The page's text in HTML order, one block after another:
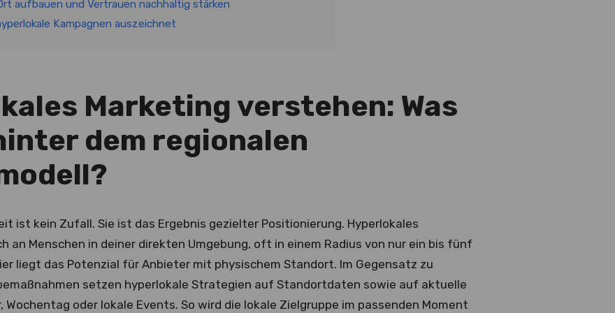
aufbauen und Vertrauen nachhaltig stärken
Kampagnen auszeichnet
Marketing verstehen: Was
dem regionalen
ist kein Zufall. Sie ist das Ergebnis gezielter Positionierung. Hyperlokales
an Menschen in deiner direkten Umgebung, oft in einem Radius von nur ein bis fünf
liegt das Potenzial für Anbieter mit physischem Standort. Im Gegensatz zu
setzen hyperlokale Strategien auf Standortdaten sowie auf aktuelle
Wochentag oder lokale Events. So wird die lokale Zielgruppe im passenden Moment